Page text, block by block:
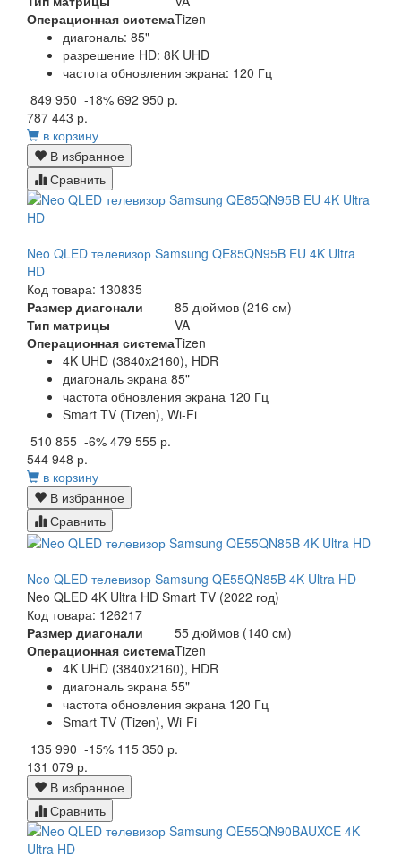
Операционная системаTizen
диагональ: 85"
разрешение HD: 8K UHD
частота обновления экрана: 120 Гц
849 950 -18% 692 950 р.
787 443 р.
в корзину
В избранное
Сравнить
Neo QLED телевизор Samsung QE85QN95B EU 4K Ultra
HD
Код товара: 130835
Размер диагонали
85 дюймов (216 см)
Тип матрицы
VA
Операционная системаTizen
4K UHD (3840x2160), HDR
диагональ экрана 85"
частота обновления экрана 120 Гц
Smart TV (Tizen), Wi-Fi
510 855 -6% 479 555 р.
544 948 р.
в корзину
В избранное
Сравнить
Neo QLED телевизор Samsung QE55QN85B 4K Ultra HD
Neo QLED 4K Ultra HD Smart TV (2022 год)
Код товара: 126217
Размер диагонали
55 дюймов (140 см)
Операционная системаTizen
4K UHD (3840x2160), HDR
диагональ экрана 55"
частота обновления экрана 120 Гц
Smart TV (Tizen), Wi-Fi
135 990 -15% 115 350 р.
131 079 р.
В избранное
Сравнить